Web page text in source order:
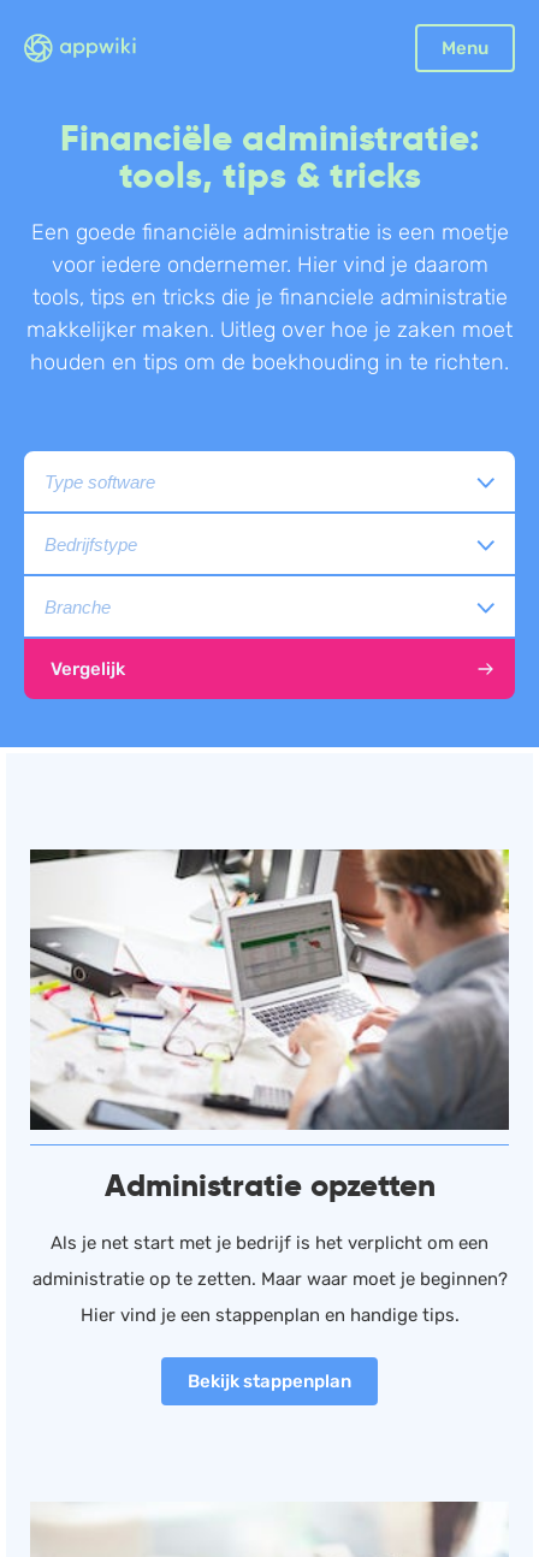
Menu
Sluiten
Facturatie
Aangifte
Bonnetjes
Debiteurenbeheer
Incasso
Declaraties
Urenregistratie
Offerte
Documentmanagement
Projectmanagement
Kassa
Voorraadbeheer
ERP
Rapportage
PSP
Verlof en verzuim
HRM
Salarisadministratie
Marketing automation
Support
VoIP
Chat
Financiële administratie:
tools, tips & tricks
Een goede financiële administratie is een moetje
voor iedere ondernemer. Hier vind je daarom
tools, tips en tricks die je financiele administratie
makkelijker maken. Uitleg over hoe je zaken moet
houden en tips om de boekhouding in te richten.
Vergelijk
Administratie opzetten
Als je net start met je bedrijf is het verplicht om een
administratie op te zetten. Maar waar moet je beginnen?
Hier vind je een stappenplan en handige tips.
Bekijk stappenplan